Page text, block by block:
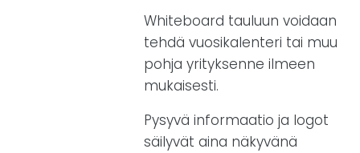
Whiteboard tauluun voidaan
tehdä vuosikalenteri tai muu
pohja yrityksenne ilmeen
mukaisesti.
Pysyvä informaatio ja logot
säilyvät aina näkyvänä